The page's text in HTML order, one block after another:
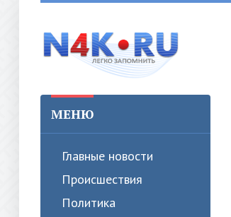
МЕНЮ
Главные новости
Происшествия
Политика